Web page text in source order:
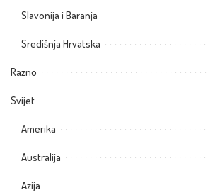
Slavonija i Baranja
Središnja Hrvatska
Razno
Svijet
Amerika
Australija
Azija